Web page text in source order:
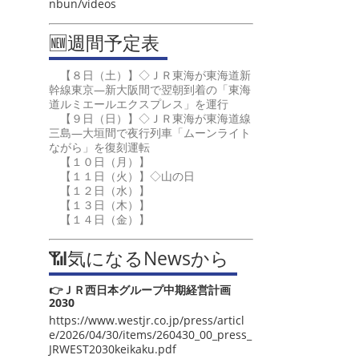
nbun/videos
🆕週間予定表
【８日（土）】◇ＪＲ東海が東海道新
幹線東京―新大阪間で翌朝到着の「東海
道ルミエールエクスプレス」を運行
【９日（日）】◇ＪＲ東海が東海道線
三島―大垣間で夜行列車「ムーンライト
ながら」を復刻運転
【１０日（月）】
【１１日（火）】◇山の日
【１２日（水）】
【１３日（木）】
【１４日（金）】
📶気になるNewsから
👉ＪＲ西日本グループ中期経営計画
2030
https://www.westjr.co.jp/press/articl
e/2026/04/30/items/260430_00_press_
JRWEST2030keikaku.pdf